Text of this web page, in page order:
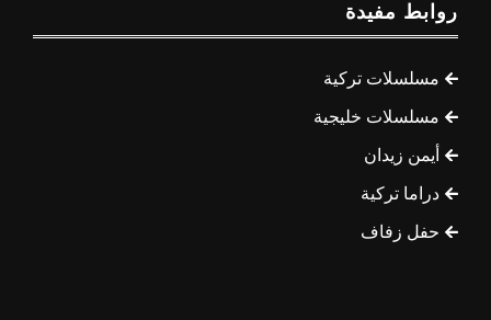
روابط مفيدة
مسلسلات تركية
مسلسلات خليجية
أيمن زيدان
دراما تركية
حفل زفاف